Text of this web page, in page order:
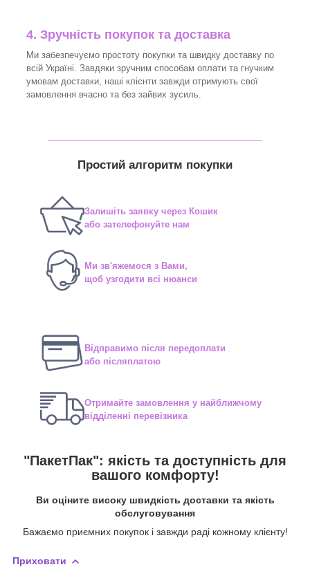
4. Зручність покупок та доставка
Ми забезпечуємо простоту покупки та швидку доставку по
всій Україні. Завдяки зручним способам оплати та гнучким
умовам доставки, наші клієнти завжди отримують свої
замовлення вчасно та без зайвих зусиль.
Простий алгоритм покупки
Залишіть заявку через Кошик
або зателефонуйте нам
Ми зв'яжемося з Вами,
щоб узгодити всі нюанси
Відправимо після передоплати
або післяплатою
Отримайте замовлення у найближчому
відділенні перевізника
"ПакетПак": якість та доступність для
вашого комфорту!
Ви оціните високу швидкість доставки та якість
обслуговування
Бажаємо приємних покупок і завжди раді кожному клієнту!
Приховати